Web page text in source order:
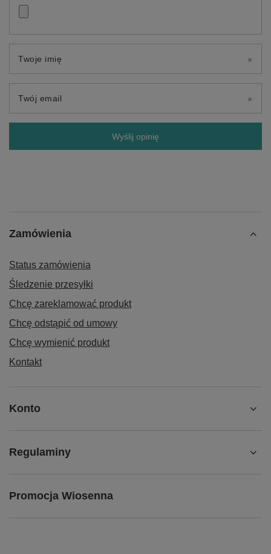
Twoje imię
Twój email
Wyślij opinię
Zamówienia
Status zamówienia
Śledzenie przesyłki
Chcę zareklamować produkt
Chcę odstąpić od umowy
Chcę wymienić produkt
Kontakt
Konto
Regulaminy
Promocja Wiosenna